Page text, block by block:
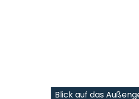
Blick auf das